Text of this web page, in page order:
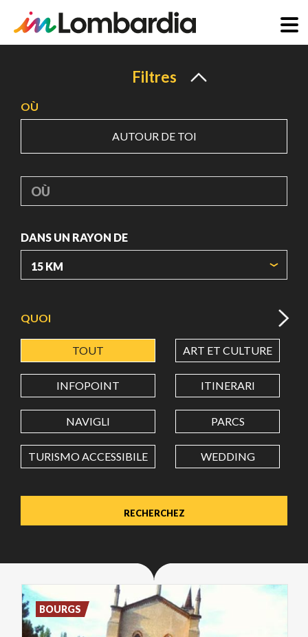
principal
Filtres
OÙ
AUTOUR DE TOI
OÙ
DANS UN RAYON DE
LATITUDE
LONGITUDE
Value in decimal degrees. Use dot (.) as decimal separator.
QUOI
TOUT ART ET CULTURE
INFOPOINT ITINERARI
NAVIGLI PARCS
TURISMO ACCESSIBILE WEDDING
BOURGS